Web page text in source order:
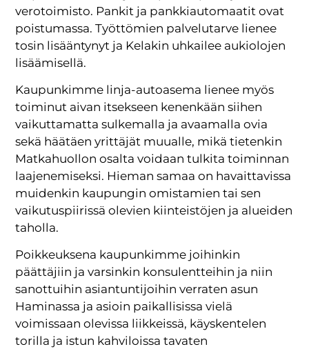
verotoimisto. Pankit ja pankkiautomaatit ovat
poistumassa. Työttömien palvelutarve lienee
tosin lisääntynyt ja Kelakin uhkailee aukiolojen
lisäämisellä.
Kaupunkimme linja-autoasema lienee myös
toiminut aivan itsekseen kenenkään siihen
vaikuttamatta sulkemalla ja avaamalla ovia
sekä häätäen yrittäjät muualle, mikä tietenkin
Matkahuollon osalta voidaan tulkita toiminnan
laajenemiseksi. Hieman samaa on havaittavissa
muidenkin kaupungin omistamien tai sen
vaikutuspiirissä olevien kiinteistöjen ja alueiden
taholla.
Poikkeuksena kaupunkimme joihinkin
päättäjiin ja varsinkin konsulentteihin ja niin
sanottuihin asiantuntijoihin verraten asun
Haminassa ja asioin paikallisissa vielä
voimissaan olevissa liikkeissä, käyskentelen
torilla ja istun kahviloissa tavaten